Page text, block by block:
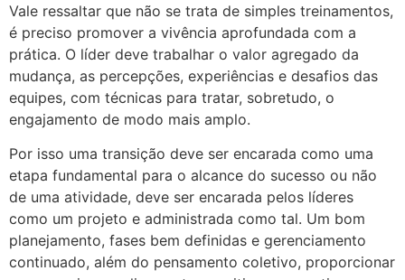
Vale ressaltar que não se trata de simples treinamentos,
é preciso promover a vivência aprofundada com a
prática. O líder deve trabalhar o valor agregado da
mudança, as percepções, experiências e desafios das
equipes, com técnicas para tratar, sobretudo, o
engajamento de modo mais amplo.
Por isso uma transição deve ser encarada como uma
etapa fundamental para o alcance do sucesso ou não
de uma atividade, deve ser encarada pelos líderes
como um projeto e administrada como tal. Um bom
planejamento, fases bem definidas e gerenciamento
continuado, além do pensamento coletivo, proporcionar